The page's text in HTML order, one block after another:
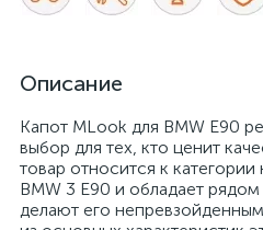
Описание
Капот МLook для BMW E90
выбор для тех, кто ценит
товар относится к
BMW 3 Е90 и обладает
делают его